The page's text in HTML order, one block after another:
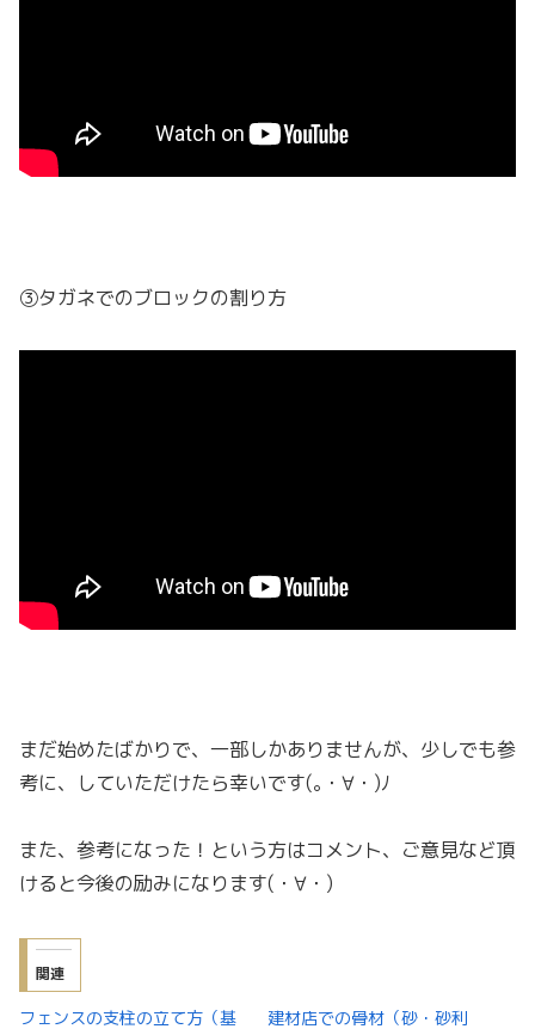
③タガネでのブロックの割り方
まだ始めたばかりで、一部しかありませんが、少しでも参
考に、していただけたら幸いです(｡・∀・)ﾉ
また、参考になった！という方はコメント、ご意見など頂
けると今後の励みになります(・∀・)
関連
フェンスの支柱の立て方（基 建材店での骨材（砂・砂利